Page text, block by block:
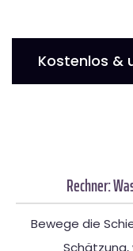
Kostenlos &
Rechner:
Bewege die